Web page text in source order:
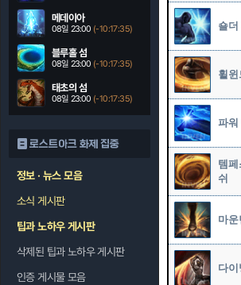
메데이아
08일 23:00 (-10:17:34)
블루홀 섬
08일 23:00 (-10:17:34)
태초의 섬
08일 23:00 (-10:17:34)
로스트아크 화제 집중
정보 · 뉴스 모음
소식 게시판
팁과 노하우 게시판
삭제된 팁과 노하우 게시판
인증 게시물 모음
숄더
휠윈
파워
템페
쉬
마운
다이